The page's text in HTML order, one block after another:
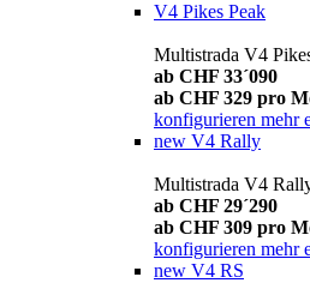
V4 Pikes Peak
Multistrada V4
ab CHF 33´090
ab CHF 329 pro
konfigurieren mehr
new V4 Rally
Multistrada V4
ab CHF 29´290
ab CHF 309 pro
konfigurieren mehr
new V4 RS